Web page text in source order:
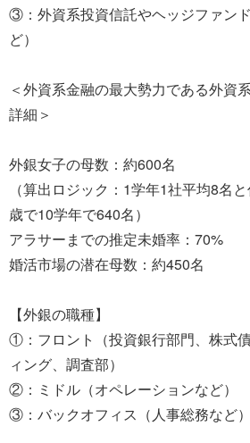
③：外資系投資信託やヘッジファン
ど）
＜外資系金融の最大勢力である外資
詳細＞
外銀女子の母数：約600名
（算出ロジック：1学年1社平均8名
歳で10学年で640名）
アラサーまでの推定未婚率：70%
婚活市場の潜在母数：約450名
【外銀の職種】
①：フロント（投資銀行部門、株式
ィング、調査部）
②：ミドル（オペレーションなど）
③：バックオフィス（人事総務など）